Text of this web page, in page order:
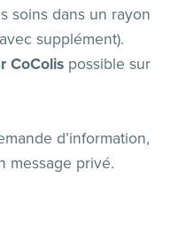
soins dans un rayon
supplément).
CoColispossible sur
d’information,
message privé.